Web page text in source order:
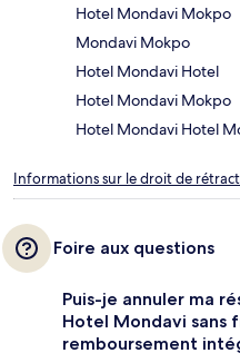
Hotel Mondavi Mokpo
Mondavi Mokpo
Hotel Mondavi Hotel
Hotel Mondavi Mokpo
Hotel Mondavi Hotel
Informations sur le droit de
Foire aux questions
Puis-je annuler ma
Hotel Mondavi sans
remboursement